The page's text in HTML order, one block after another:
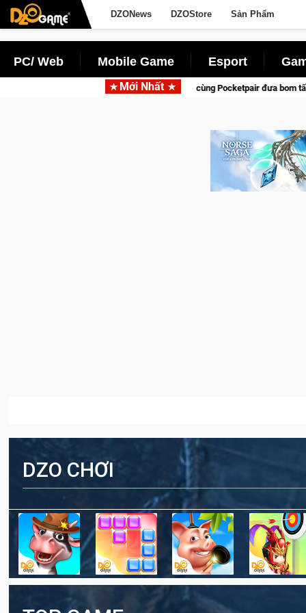
DZONews DZOStore Sản Phẩm
PC/ Web Mobile Game Esport
Mới Nhất
hợp tác cùng Pocketpair đưa bom tấn săn thú sinh tồn lên di động với
DZO CHƠI